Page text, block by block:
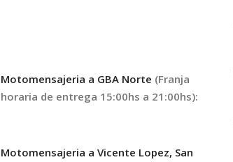
Motomensajeria a GBA Norte (Franja
horaria de entrega 15:00hs a 21:00hs):
Motomensajeria a Vicente Lopez, San